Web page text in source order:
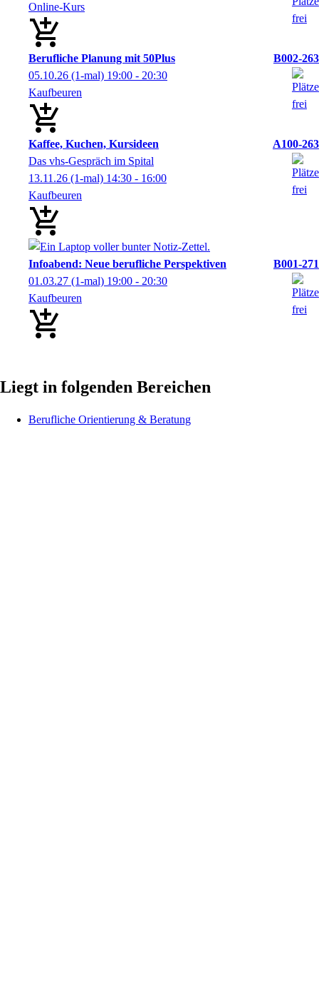
Online-Kurs
Berufliche Planung mit 50Plus
B002-263
05.10.26 (1-mal) 19:00 - 20:30
Kaufbeuren
Kaffee, Kuchen, Kursideen
A100-263
Das vhs-Gespräch im Spital
13.11.26 (1-mal) 14:30 - 16:00
Kaufbeuren
Infoabend: Neue berufliche Perspektiven
B001-271
01.03.27 (1-mal) 19:00 - 20:30
Kaufbeuren
Liegt in folgenden Bereichen
Berufliche Orientierung & Beratung